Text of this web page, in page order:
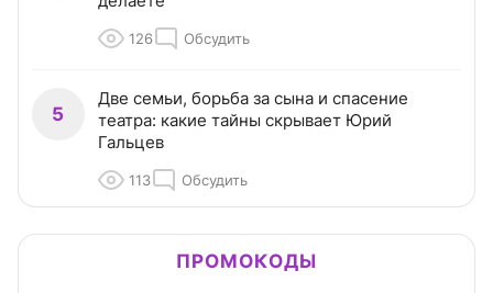
126 Обсудить
5
Две семьи, борьба за сына и спасение
театра: какие тайны скрывает Юрий
Гальцев
113 Обсудить
ПРОМОКОДЫ